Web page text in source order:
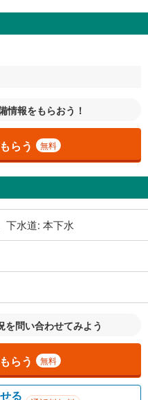
情報をもらおう！
らう 無料
下水道: 本下水
問い合わせてみよう
らう 無料
る